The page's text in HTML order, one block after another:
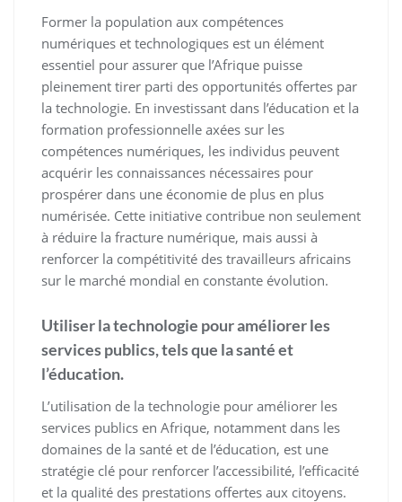
Former la population aux compétences
numériques et technologiques est un élément
essentiel pour assurer que l’Afrique puisse
pleinement tirer parti des opportunités offertes par
la technologie. En investissant dans l’éducation et la
formation professionnelle axées sur les
compétences numériques, les individus peuvent
acquérir les connaissances nécessaires pour
prospérer dans une économie de plus en plus
numérisée. Cette initiative contribue non seulement
à réduire la fracture numérique, mais aussi à
renforcer la compétitivité des travailleurs africains
sur le marché mondial en constante évolution.
Utiliser la technologie pour améliorer les
services publics, tels que la santé et
l’éducation.
L’utilisation de la technologie pour améliorer les
services publics en Afrique, notamment dans les
domaines de la santé et de l’éducation, est une
stratégie clé pour renforcer l’accessibilité, l’efficacité
et la qualité des prestations offertes aux citoyens.